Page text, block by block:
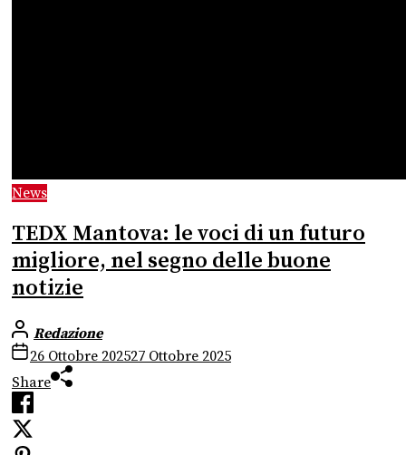
News
TEDX Mantova: le voci di un futuro
migliore, nel segno delle buone
notizie
Redazione
26 Ottobre 202527 Ottobre 2025
Share